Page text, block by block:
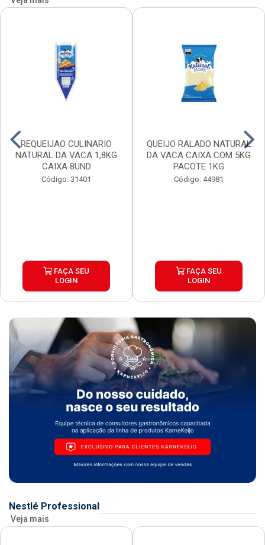
REQUEIJAO CULINARIO
NATURAL DA VACA 1,8KG
CAIXA 8UND
Código: 31401
FAÇA SEU
LOGIN
QUEIJO RALADO NATURAL
DA VACA CAIXA COM 5KG
PACOTE 1KG
Código: 44981
FAÇA SEU
LOGIN
Nestlé Professional
Veja mais